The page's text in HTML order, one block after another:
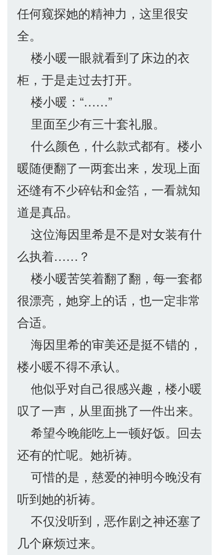
任何窥探她的精神力，这里很安
全。
楼小暖一眼就看到了床边的衣
柜，于是走过去打开。
楼小暖：“……”
里面至少有三十套礼服。
什么颜色，什么款式都有。楼小
暖随便翻了一两套出来，发现上面
还缝有不少碎钻和金箔，一看就知
道是真品。
这位海因里希是不是对女装有什
么执着……？
楼小暖苦笑着翻了翻，每一套都
很漂亮，她穿上的话，也一定非常
合适。
海因里希的审美还是挺不错的，
楼小暖不得不承认。
他似乎对自己很感兴趣，楼小暖
叹了一声，从里面挑了一件出来。
希望今晚能吃上一顿好饭。回去
还有的忙呢。她祈祷。
可惜的是，慈爱的神明今晚没有
听到她的祈祷。
不仅没听到，恶作剧之神还塞了
几个麻烦过来。